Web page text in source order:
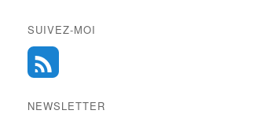
SUIVEZ-MOI
NEWSLETTER